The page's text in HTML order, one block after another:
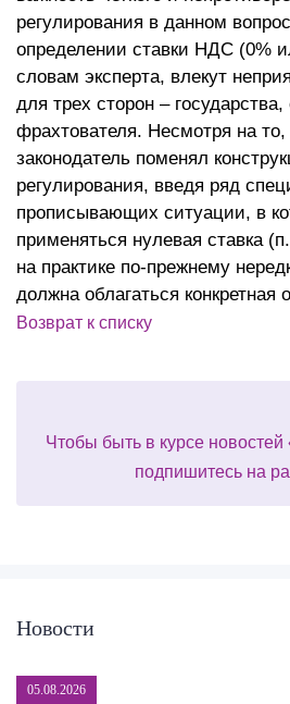
регулирования в данном
определении ставки НДС (0%
словам эксперта, влекут
для трех сторон –
фрахтователя. Несмотря на то,
законодатель поменял
регулирования, введя ряд
прописывающих ситуации, в
применяться нулевая ставка
на практике по-прежнему
должна облагаться конкретная
Возврат к списку
Чтобы быть в курсе
подпишитесь на
Новости
05.08.2026